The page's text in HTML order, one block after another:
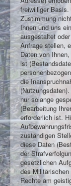
freiwilliger
Zustimmung
Ihnen und uns
ausgestaltet
Anfrage stellen,
Daten von
ist
die
nur solange
(Bearbeitung
erforderlich ist.
zuständigen
diese Daten
der
gesetzlichen
des
Rechte am